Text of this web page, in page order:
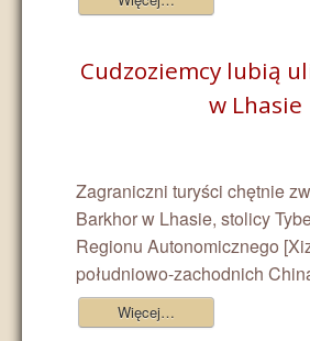
Cudzoziemcy lubią
w Lhasie
Zagraniczni turyści chętnie
Barkhor w Lhasie, stolicy
Regionu Autonomicznego
południowo-zachodnich
Więcej…